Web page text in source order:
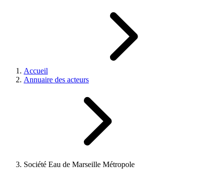
Accueil
Annuaire des acteurs
Société Eau de Marseille Métropole